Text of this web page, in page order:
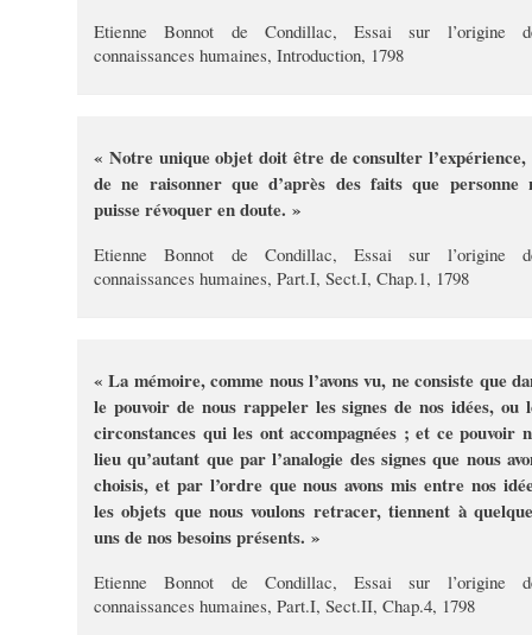
Etienne Bonnot de Condillac, Essai sur l’origine
connaissances humaines, Introduction, 1798
« Notre unique objet doit être de consulter l’expérience,
de ne raisonner que d’après des faits que personne
puisse révoquer en doute. »
Etienne Bonnot de Condillac, Essai sur l’origine
connaissances humaines, Part.I, Sect.I, Chap.1, 1798
« La mémoire, comme nous l’avons vu, ne consiste que
le pouvoir de nous rappeler les signes de nos idées, ou
circonstances qui les ont accompagnées ; et ce pouvoir
lieu qu’autant que par l’analogie des signes que nous
choisis, et par l’ordre que nous avons mis entre nos
les objets que nous voulons retracer, tiennent à
uns de nos besoins présents. »
Etienne Bonnot de Condillac, Essai sur l’origine
connaissances humaines, Part.I, Sect.II, Chap.4, 1798